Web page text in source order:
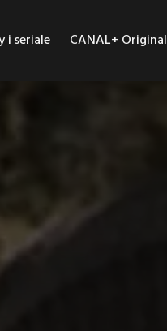
i seriale CANAL+ Original